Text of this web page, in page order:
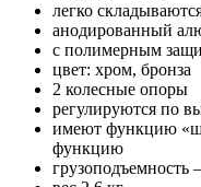
легко
анодированный
c полимерным
цвет: хром, бронза
2 колесные опоры
регулируются по
имеют функцию
функцию
грузоподъемность